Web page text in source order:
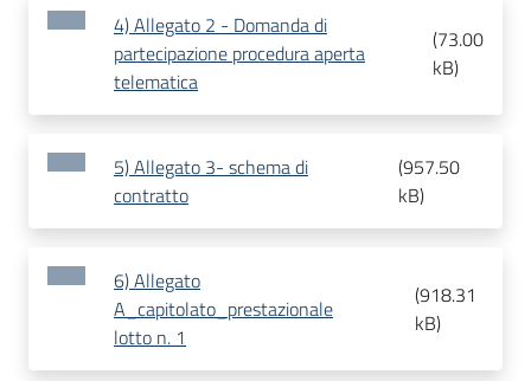
4) Allegato 2 - Domanda di
partecipazione procedura aperta
telematica
(73.00
kB)
5) Allegato 3- schema di
contratto
(957.50
kB)
6) Allegato
A_capitolato_prestazionale
lotto n. 1
(918.31
kB)